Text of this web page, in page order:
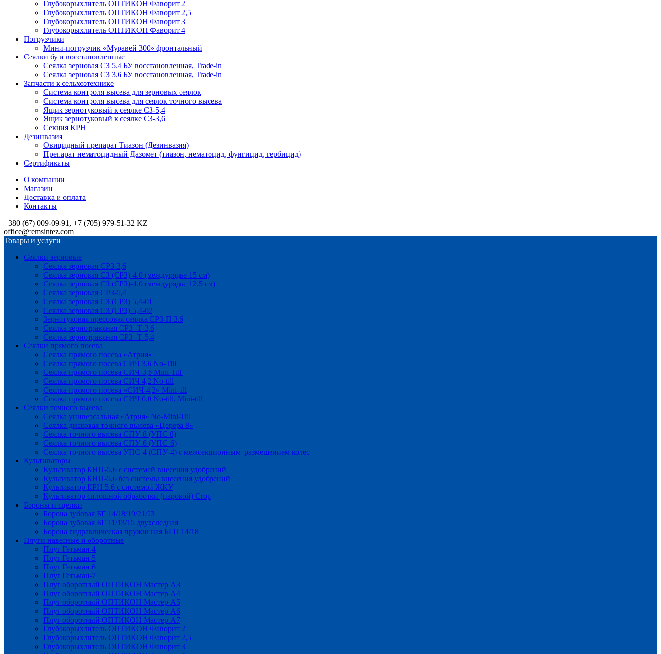
Глубокорыхлитель ОПТИКОН Фаворит 2
Глубокорыхлитель ОПТИКОН Фаворит 2,5
Глубокорыхлитель ОПТИКОН Фаворит 3
Глубокорыхлитель ОПТИКОН Фаворит 4
Погрузчики
Мини-погрузчик «Муравей 300» фронтальный
Сеялки бу и восстановленные
Сеялка зерновая СЗ 5.4 БУ восстановленная, Trade-in
Сеялка зерновая СЗ 3.6 БУ восстановленная, Trade-in
Запчасти к сельхозтехнике
Система контроля высева для зерновых сеялок
Система контроля высева для сеялок точного высева
Ящик зернотуковый к сеялке СЗ-5,4
Ящик зернотуковый к сеялке СЗ-3,6
Секция КРН
Дезинвазия
Овицидный препарат Тиазон (Дезинвазия)
Препарат нематоцидный Дазомет (тиазон, нематоцид, фунгицид, гербицид)
Сертификаты
О компании
Магазин
Доставка и оплата
Контакты
+380 (67) 009-09-91, +7 (705) 979-51-32 KZ
office@remsintez.com
Товары и услуги
Сеялки зерновые
Сеялка зерновая СРЗ-3,6
Сеялка зерновая СЗ (СРЗ)-4.0 (междурядье 15 см)
Сеялка зерновая СЗ (СРЗ)-4.0 (междурядье 12,5 см)
Сеялка зерновая СРЗ-5,4
Сеялка зерновая СЗ (СРЗ) 5,4-01
Сеялка зерновая СЗ (СРЗ) 5,4-02
Зернотуковая прессовая сеялка СРЗ-П 3.6
Сеялка зернотравяная СРЗ -Т-3,6
Сеялка зернотравяная СРЗ -Т-5,4
Сеялки прямого посева
Сеялка прямого посева «Атрия»
Сеялка прямого посева СИЧ 3,6 No-Till
Сеялка прямого посева СИЧ-3,6 Mini-Till
Сеялка прямого посева СИЧ 4,2 No-till
Сеялка прямого посева «СИЧ-4,2» Mini-till
Сеялка прямого посева СИЧ 6.0 No-till, Mini-till
Сеялки точного высева
Сеялка универсальная «Атрия» No-Mini-Till
Сеялка дисковая точного высева «Церера 8»
Сеялка точного высева СПУ-8 (УПС 8)
Сеялка точного высева СПУ-6 (УПС-6)
Сеялка точного высева УПС-4 (СПУ-4) с межсекционным размещением колес
Культиваторы
Культиватор КНП-5,6 с системой внесения удобрений
Культиватор КНП-5,6 без системы внесения удобрений
Культиватор КРН 5.6 с системой ЖКУ
Культиватор сплошной обработки (паровой) Crop
Бороны и сцепки
Борона зубовая БГ 14/18/19/21/23
Борона зубовая БГ 11/13/15 двухследная
Борона гидравлическая пружинная БГП 14/18
Плуги навесные и оборотные
Плуг Гетьман-4
Плуг Гетьман-5
Плуг Гетьман-6
Плуг Гетьман-7
Плуг оборотный ОПТИКОН Мастер А3
Плуг оборотный ОПТИКОН Мастер А4
Плуг оборотный ОПТИКОН Мастер А5
Плуг оборотный ОПТИКОН Мастер А6
Плуг оборотный ОПТИКОН Мастер А7
Глубокорыхлитель ОПТИКОН Фаворит 2
Глубокорыхлитель ОПТИКОН Фаворит 2,5
Глубокорыхлитель ОПТИКОН Фаворит 3